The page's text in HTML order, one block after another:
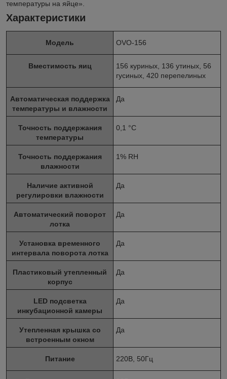
температуры на яйце».
Характеристики
Модель OVO-156
Вместимость яиц
156 куриных, 136 утиных, 56
гусиных, 420 перепелиных
Автоматическая поддержка
температуры и влажности
Да
Точность поддержания
температуры
0,1 °С
Точность поддержания
влажности
1% RH
Наличие активной
регулировки влажности
Да
Автоматический поворот
лотка
Да
Установка временного
интервала поворота лотка
Да
Пластиковый утепленный
корпуc
Да
LED подсветка
инкубационной камеры
Да
Утепленная крышка со
встроенным окном
Да
Питание 220В, 50Гц